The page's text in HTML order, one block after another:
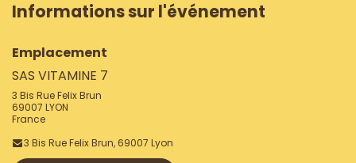
Informations sur l'événement
Emplacement
SAS VITAMINE 7
3 Bis Rue Felix Brun
69007 LYON
France
3 Bis Rue Felix Brun, 69007 Lyon